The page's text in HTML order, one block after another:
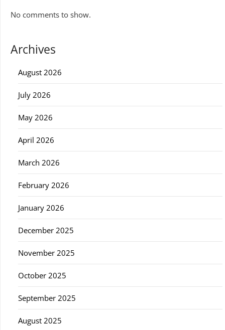
No comments to show.
Archives
August 2026
July 2026
May 2026
April 2026
March 2026
February 2026
January 2026
December 2025
November 2025
October 2025
September 2025
August 2025